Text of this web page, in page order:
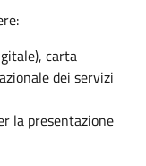
carta
dei servizi
la presentazione